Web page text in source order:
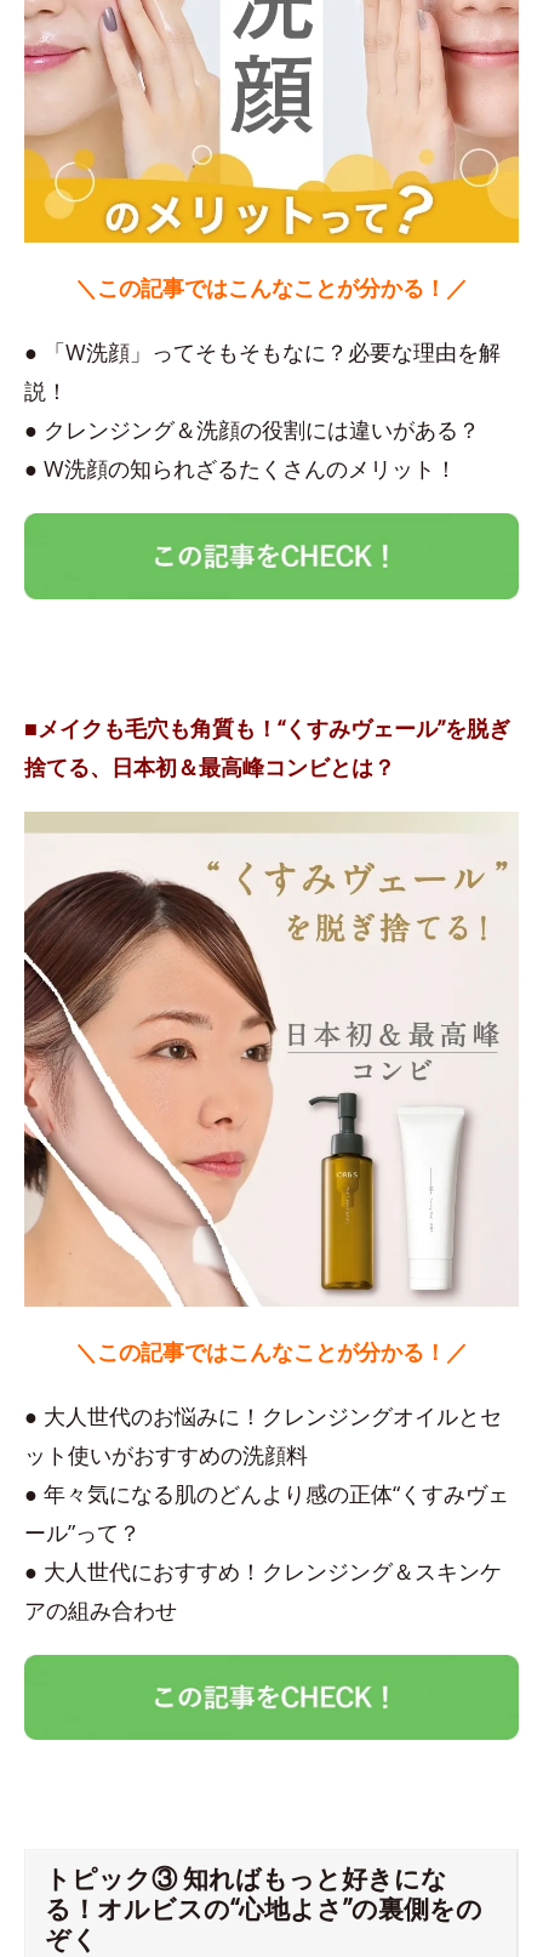
＼この記事ではこんなことが分かる！／
● 「W洗顔」ってそもそもなに？必要な理由を解
説！
● クレンジング＆洗顔の役割には違いがある？
● W洗顔の知られざるたくさんのメリット！
■メイクも毛穴も角質も！“くすみヴェール”を脱ぎ
捨てる、日本初＆最高峰コンビとは？
＼この記事ではこんなことが分かる！／
● 大人世代のお悩みに！クレンジングオイルとセ
ット使いがおすすめの洗顔料
● 年々気になる肌のどんより感の正体“くすみヴェ
ール”って？
● 大人世代におすすめ！クレンジング＆スキンケ
アの組み合わせ
トピック③ 知ればもっと好きにな
る！オルビスの“心地よさ”の裏側をの
ぞく